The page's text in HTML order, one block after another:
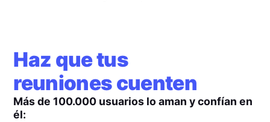
Haz que tus
reuniones cuenten
Más de 100.000 usuarios lo aman y confían en
él: